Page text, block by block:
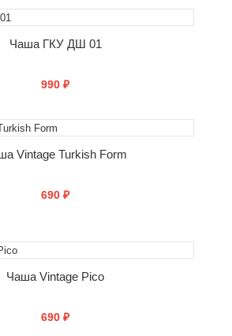
О ПОСТУПЛЕНИИ
Чаша ГКУ ДШ 01
990 ₽
О ПОСТУПЛЕНИИ
Vintage Turkish Form
690 ₽
О ПОСТУПЛЕНИИ
Чаша Vintage Pico
690 ₽